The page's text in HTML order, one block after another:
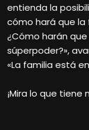
entienda la
cómo hará que la
¿Cómo harán
súperpoder?»,
«La familia está
¡Mira lo que tiene